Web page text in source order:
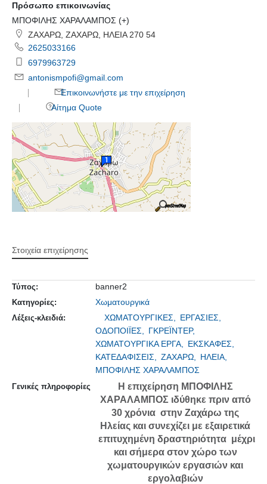
Πρόσωπο επικοινωνίας
ΜΠΟΦΙΛΗΣ ΧΑΡΑΛΑΜΠΟΣ (+)
ΖΑΧΑΡΩ, ΖΑΧΑΡΩ, ΗΛΕΙΑ 270 54
2625033166
6979963729
antonismpofi@gmail.com
Επικοινωνήστε με την επιχείρηση
Αίτημα Quote
Στοιχεία επιχείρησης
Τύπος: banner2
Κατηγορίες: Χωματουργικά
Λέξεις-κλειδιά: ΧΩΜΑΤΟΥΡΓΙΚΕΣ,
ΕΡΓΑΣΙΕΣ,
ΟΔΟΠΟΙΪΕΣ,
ΓΚΡΕΪΝΤΕΡ,
ΧΩΜΑΤΟΥΡΓΙΚΑ ΕΡΓΑ,
ΕΚΣΚΑΦΕΣ,
ΚΑΤΕΔΑΦΙΣΕΙΣ,
ΖΑΧΑΡΩ,
ΗΛΕΙΑ,
ΜΠΟΦΙΛΗΣ ΧΑΡΑΛΑΜΠΟΣ
Γενικές πληροφορίες
Η επιχείρηση ΜΠΟΦΙΛΗΣ
ΧΑΡΑΛΑΜΠΟΣ ιδύθηκε πριν από
30 χρόνια στην Ζαχάρω της
Ηλείας και συνεχίζει με εξαιρετικά
επιτυχημένη δραστηριότητα μέχρι
και σήμερα στον χώρο των
χωματουργικών εργασιών και
εργολαβιών